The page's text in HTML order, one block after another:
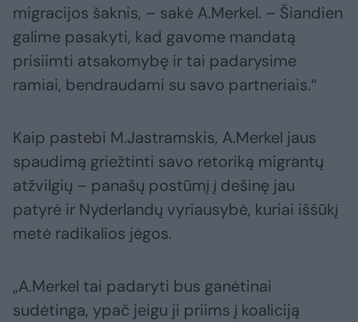
migracijos šaknis, – sakė A.Merkel. – Šiandien
galime pasakyti, kad gavome mandatą
prisiimti atsakomybę ir tai padarysime
ramiai, bendraudami su savo partneriais.“
Kaip pastebi M.Jastramskis, A.Merkel jaus
spaudimą griežtinti savo retoriką migrantų
atžvilgių – panašų postūmį į dešinę jau
patyrė ir Nyderlandų vyriausybė, kuriai iššūkį
metė radikalios jėgos.
„A.Merkel tai padaryti bus ganėtinai
sudėtinga, ypač jeigu ji priims į koaliciją